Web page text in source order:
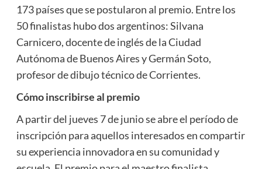
173 países que se postularon al premio. Entre los
50 finalistas hubo dos argentinos: Silvana
Carnicero, docente de inglés de la Ciudad
Autónoma de Buenos Aires y Germán Soto,
profesor de dibujo técnico de Corrientes.
Cómo inscribirse al premio
A partir del jueves 7 de junio se abre el período de
inscripción para aquellos interesados en compartir
su experiencia innovadora en su comunidad y